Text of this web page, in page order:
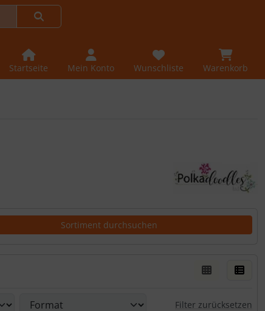
Startseite Mein Konto Wunschliste Warenkorb
Filter zurücksetzen